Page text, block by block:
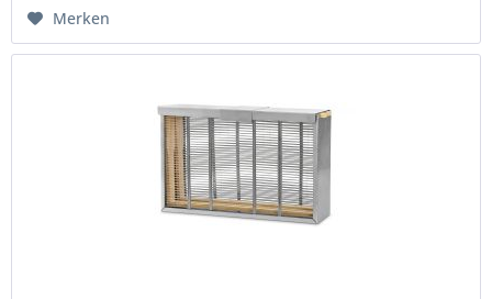
Merken